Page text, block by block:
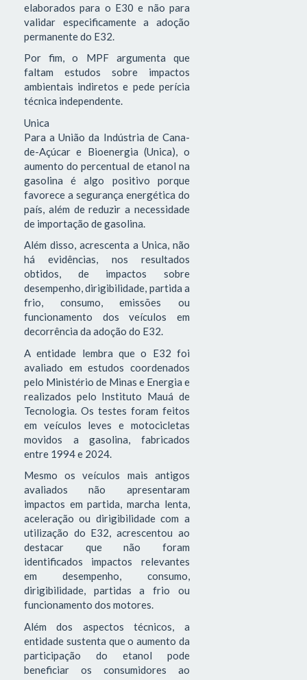
elaborados para o E30 e não para
validar especificamente a adoção
permanente do E32.
Por fim, o MPF argumenta que
faltam estudos sobre impactos
ambientais indiretos e pede perícia
técnica independente.
Unica
Para a União da Indústria de Cana-
de-Açúcar e Bioenergia (Unica), o
aumento do percentual de etanol na
gasolina é algo positivo porque
favorece a segurança energética do
país, além de reduzir a necessidade
de importação de gasolina.
Além disso, acrescenta a Unica, não
há evidências, nos resultados
obtidos, de impactos sobre
desempenho, dirigibilidade, partida a
frio, consumo, emissões ou
funcionamento dos veículos em
decorrência da adoção do E32.
A entidade lembra que o E32 foi
avaliado em estudos coordenados
pelo Ministério de Minas e Energia e
realizados pelo Instituto Mauá de
Tecnologia. Os testes foram feitos
em veículos leves e motocicletas
movidos a gasolina, fabricados
entre 1994 e 2024.
Mesmo os veículos mais antigos
avaliados não apresentaram
impactos em partida, marcha lenta,
aceleração ou dirigibilidade com a
utilização do E32, acrescentou ao
destacar que não foram
identificados impactos relevantes
em desempenho, consumo,
dirigibilidade, partidas a frio ou
funcionamento dos motores.
Além dos aspectos técnicos, a
entidade sustenta que o aumento da
participação do etanol pode
beneficiar os consumidores ao